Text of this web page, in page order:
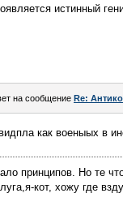
истинный
на сообщение Re:
как военыых в
принципов. Но те
кот, хожу где